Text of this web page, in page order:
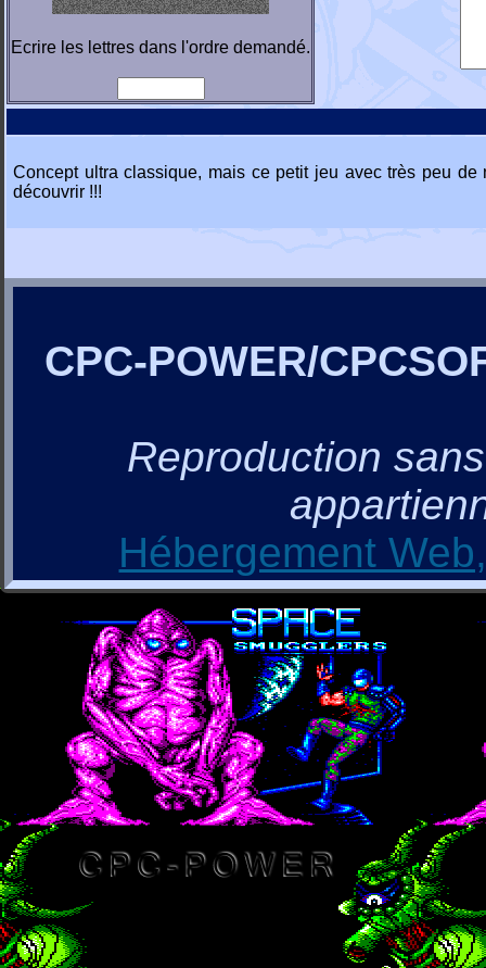
Ecrire les lettres dans l'ordre demandé.
Concept ultra classique, mais ce petit jeu avec très peu
découvrir !!!
CPC-POWER/
Reproduction
Hébergement